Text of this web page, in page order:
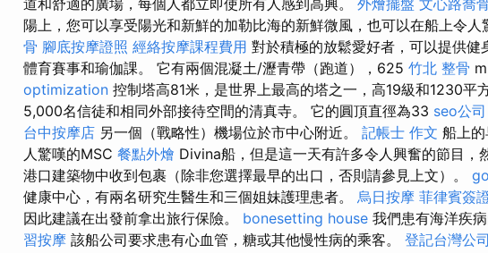
陽上，您可以享受陽光和新鮮的加勒比海的新鮮微風，也可以在船上令人
骨 腳底按摩證照 經絡按摩課程費用 對於積極的放鬆愛好者，可以提供
體育賽事和瑜伽課。 它有兩個混凝土/瀝青帶（跑道），625 竹北 整骨
optimization 控制塔高81米，是世界上最高的塔之一，高19級和1230平
5,000名信徒和相同外部接待空間的清真寺。 它的圓頂直徑為33 seo公司
台中按摩店 另一個（戰略性）機場位於市中心附近。 記帳士 作文 船上
人驚嘆的MSC 餐點外燴 Divina船，但是這一天有許多令人興奮的節目，
港口建築物中收到包裹（除非您選擇最早的出口，否則請參見上文）。
健康中心，有兩名研究生醫生和三個姐妹護理患者。 烏日按摩 菲律賓簽
因此建議在出發前拿出旅行保險。 bonesetting house 我們患有海洋疾
習按摩 該船公司要求患有心血管，糖或其他慢性病的乘客。 登記台灣公司